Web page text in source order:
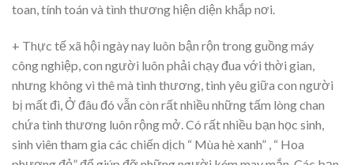
toan, tính toán và tình thương hiện diện khắp nơi.
+ Thực tế xã hội ngày nay luôn bận rộn trong guồng máy
công nghiệp, con người luôn phải chạy đua với thời gian,
nhưng không vì thê mà tình thương, tình yêu giữa con người
bị mất đi, Ở đâu đó vẫn còn rất nhiều những tấm lòng chan
chứa tình thương luôn rộng mở. Có rất nhiều bạn học sinh,
sinh viên tham gia các chiến dịch “ Mùa hè xanh” , “ Hoa